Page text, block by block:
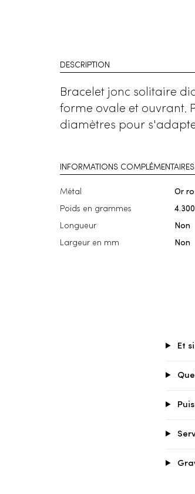
DESCRIPTION
Bracelet jonc solitaire
forme ovale et ouvrant.
diamètres pour
INFORMATIONS COMPLÉMENTAIRES
Métal Or
Poids en grammes
Longueur Non
Largeur en mm Non
Et